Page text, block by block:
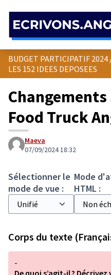
BUDGET PARTICIPATIF 2024
LES 152 IDEES DEPOSEES
Food Truck
Maeva
07/09/2024 18:32
Sélectionner le
mode de vue :
Mode
HTML :
Corps du texte
-
De quoi s’agit-il ?